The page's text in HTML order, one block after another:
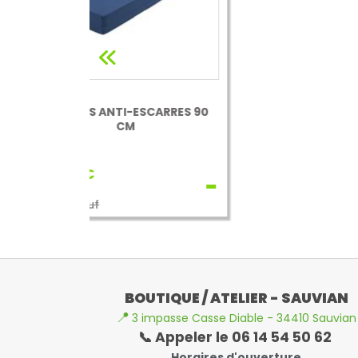
BOUTIQUE / ATELIER - SAUVIAN
📍 3 impasse Casse Diable - 34410 Sauvian
📞 Appeler le 06 14 54 50 62